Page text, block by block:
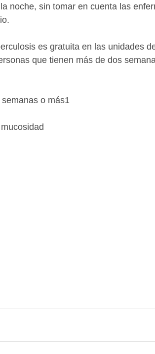
noche, sin tomar en cuenta las
es gratuita en las unidades
que tienen más de dos
o más1